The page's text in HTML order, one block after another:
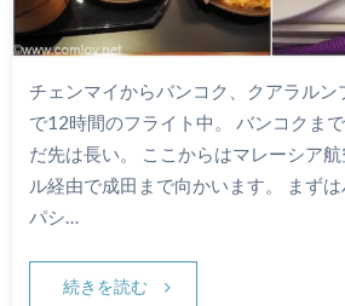
チェンマイからバンコク、クアラルン
で12時間のフライト中。 バンコクま
だ先は長い。 ここからはマレーシア
ル経由で成田まで向かいます。 まず
パシ…
続きを読む